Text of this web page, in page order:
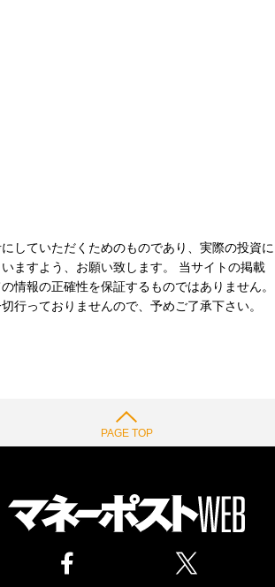
していただくためのものであり、実際の投資に
ますよう、お願い致します。 当サイトの掲載
情報の正確性を保証するものではありません。
行っておりませんので、予めご了承下さい。
PAGE TOP